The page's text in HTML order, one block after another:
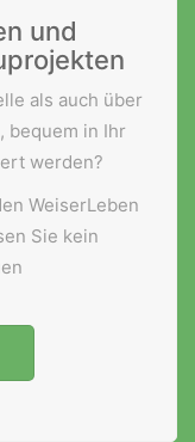
und
als auch über
bequem in Ihr
werden?
WeiserLeben
Sie kein
mit der